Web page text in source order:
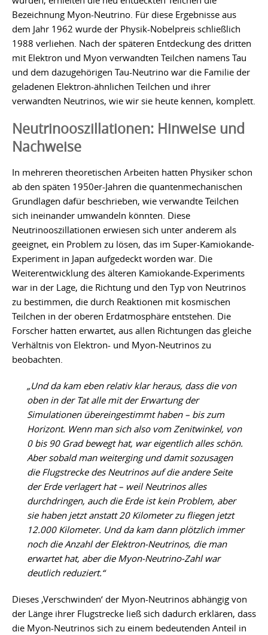
Bezeichnung Myon-Neutrino. Für diese Ergebnisse aus
dem Jahr 1962 wurde der Physik-Nobelpreis schließlich
1988 verliehen. Nach der späteren Entdeckung des dritten
mit Elektron und Myon verwandten Teilchen namens Tau
und dem dazugehörigen Tau-Neutrino war die Familie der
geladenen Elektron-ähnlichen Teilchen und ihrer
verwandten Neutrinos, wie wir sie heute kennen, komplett.
Neutrinooszillationen: Hinweise und
Nachweise
In mehreren theoretischen Arbeiten hatten Physiker schon
ab den späten 1950er-Jahren die quantenmechanischen
Grundlagen dafür beschrieben, wie verwandte Teilchen
sich ineinander umwandeln könnten. Diese
Neutrinooszillationen erwiesen sich unter anderem als
geeignet, ein Problem zu lösen, das im Super-Kamiokande-
Experiment in Japan aufgedeckt worden war. Die
Weiterentwicklung des älteren Kamiokande-Experiments
war in der Lage, die Richtung und den Typ von Neutrinos
zu bestimmen, die durch Reaktionen mit kosmischen
Teilchen in der oberen Erdatmosphäre entstehen. Die
Forscher hatten erwartet, aus allen Richtungen das gleiche
Verhältnis von Elektron- und Myon-Neutrinos zu
beobachten.
„Und da kam eben relativ klar heraus, dass die von
oben in der Tat alle mit der Erwartung der
Simulationen übereingestimmt haben – bis zum
Horizont. Wenn man sich also vom Zenitwinkel, von
0 bis 90 Grad bewegt hat, war eigentlich alles schön.
Aber sobald man weiterging und damit sozusagen
die Flugstrecke des Neutrinos auf die andere Seite
der Erde verlagert hat – weil Neutrinos alles
durchdringen, auch die Erde ist kein Problem, aber
sie haben jetzt anstatt 20 Kilometer zu fliegen jetzt
12.000 Kilometer. Und da kam dann plötzlich immer
noch die Anzahl der Elektron-Neutrinos, die man
erwartet hat, aber die Myon-Neutrino-Zahl war
deutlich reduziert.“
Dieses ‚Verschwinden‘ der Myon-Neutrinos abhängig von
der Länge ihrer Flugstrecke ließ sich dadurch erklären, dass
die Myon-Neutrinos sich zu einem bedeutenden Anteil in